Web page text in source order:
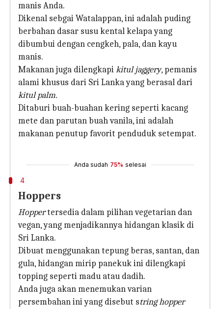
manis Anda.
Dikenal sebgai Watalappan, ini adalah puding
berbahan dasar susu kental kelapa yang
dibumbui dengan cengkeh, pala, dan kayu
manis.
Makanan juga dilengkapikitul jaggery, pemanis
alami khusus dari Sri Lanka yang berasal dari
kitul palm.
Ditaburi buah-buahan kering seperti kacang
mete dan parutan buah vanila, ini adalah
makanan penutup favorit penduduk setempat.
Anda sudah 75% selesai
4
Hoppers
Hoppertersedia dalam pilihan vegetarian dan
vegan, yang menjadikannya hidangan klasik di
Sri Lanka.
Dibuat menggunakan tepung beras, santan, dan
gula, hidangan mirip panekuk ini dilengkapi
topping seperti madu atau dadih.
Anda juga akan menemukan varian
persembahan ini yang disebut string hopper